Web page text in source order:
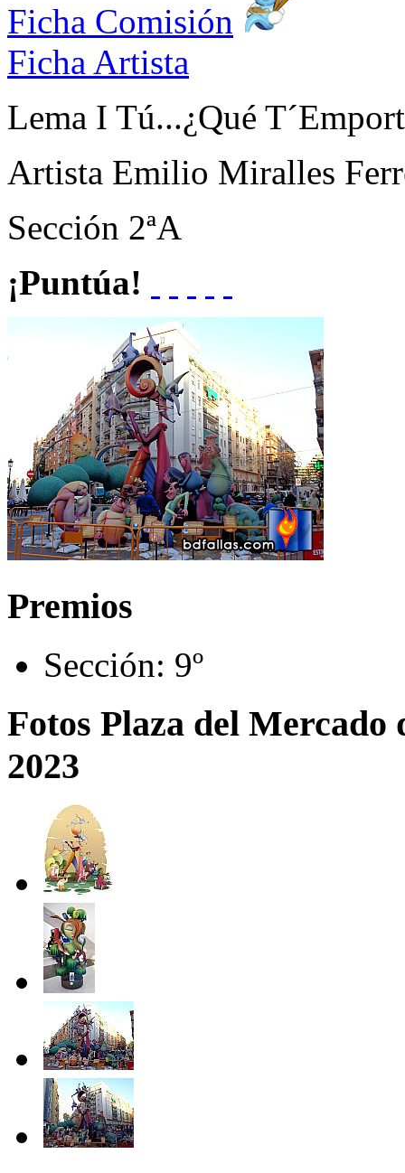
Ficha Comisión
Ficha Artista
Lema I Tú...¿Qué
Artista Emilio Miralles
Sección 2ªA
¡Puntúa!
Premios
Sección: 9º
Fotos Plaza del
2023